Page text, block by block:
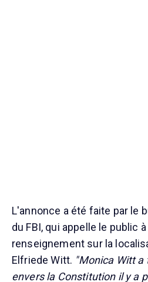
L'annonce a été faite par le
du FBI, qui appelle le public
renseignement sur la
Elfriede Witt. "Monica Witt
envers la Constitution il y a